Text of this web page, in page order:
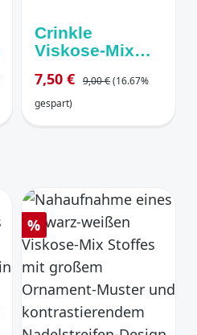
Crinkle
Viskose-Mix
Rostrot &
Creme
Verkaufspreis:
7,50 € Regulärer Preis:
9,00 €(16.67%
gespart)
Rabatt
%